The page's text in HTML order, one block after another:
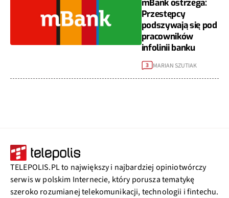
mBank ostrzega:
Przestępcy
podszywają się pod
pracowników
infolinii banku
3 MARIAN SZUTIAK
TELEPOLIS.PL to największy i najbardziej opiniotwórczy
serwis w polskim Internecie, który porusza tematykę
szeroko rozumianej telekomunikacji, technologii i fintechu.